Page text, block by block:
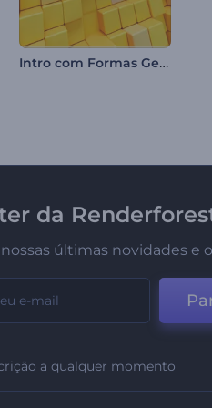
Intro com Formas Geométricas Limpas
da
últimas novidades e
a qualquer momento